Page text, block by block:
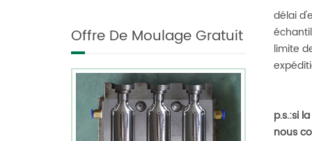
délai
limite
p.s.:si
nous
produisons.
uniques dans toutes les
emballage de produit
unique par notre offre
de moulage gratuite
Offre De Moulage Gratuit